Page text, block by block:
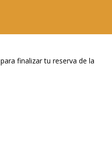
finalizar tu reserva de la